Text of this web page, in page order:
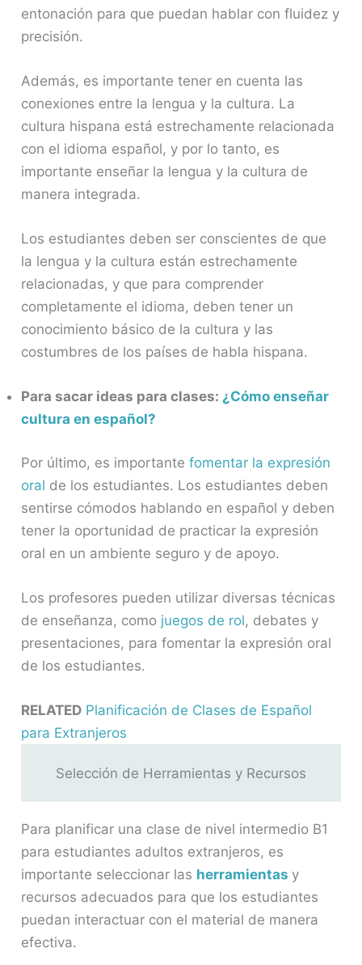
entonación para que puedan hablar con fluidez y
precisión.
Además, es importante tener en cuenta las
conexiones entre la lengua y la cultura. La
cultura hispana está estrechamente relacionada
con el idioma español, y por lo tanto, es
importante enseñar la lengua y la cultura de
manera integrada.
Los estudiantes deben ser conscientes de que
la lengua y la cultura están estrechamente
relacionadas, y que para comprender
completamente el idioma, deben tener un
conocimiento básico de la cultura y las
costumbres de los países de habla hispana.
Para sacar ideas para clases:¿Cómo enseñar
cultura en español?
Por último, es importantefomentar la expresión
oral de los estudiantes. Los estudiantes deben
sentirse cómodos hablando en español y deben
tener la oportunidad de practicar la expresión
oral en un ambiente seguro y de apoyo.
Los profesores pueden utilizar diversas técnicas
de enseñanza, como juegos de rol, debates y
presentaciones, para fomentar la expresión oral
de los estudiantes.
RELATED Planificación de Clases de Español
para Extranjeros
Selección de Herramientas y Recursos
Para planificar una clase de nivel intermedio B1
para estudiantes adultos extranjeros, es
importante seleccionar las herramientas y
recursos adecuados para que los estudiantes
puedan interactuar con el material de manera
efectiva.